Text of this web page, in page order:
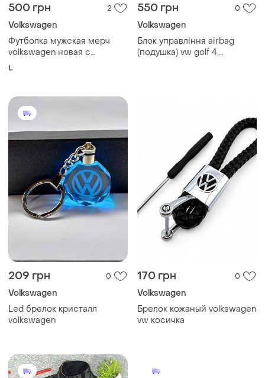
500 грн 2
Volkswagen
Футболка мужская мерч
volkswagen новая с
белками размер l серая
L
550 грн 0
Volkswagen
Блок управління airbag
(подушка) vw golf 4,
209 грн 0
Volkswagen
Led брелок кристалл
volkswagen
170 грн 0
Volkswagen
Брелок кожаный volkswagen
vw косичка